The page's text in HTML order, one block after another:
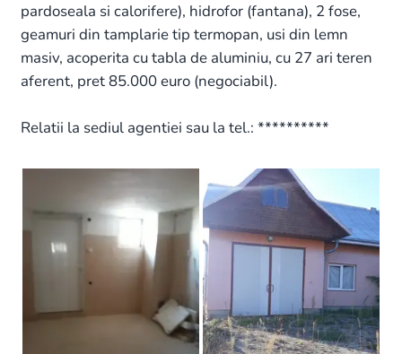
pardoseala si calorifere), hidrofor (fantana), 2 fose,
geamuri din tamplarie tip termopan, usi din lemn
masiv, acoperita cu tabla de aluminiu, cu 27 ari teren
aferent, pret 85.000 euro (negociabil).
Relatii la sediul agentiei sau la tel.: **********